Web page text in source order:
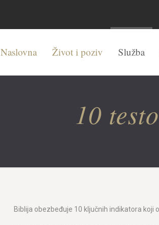
Naslovna Život i poziv Služba
10
Biblija obezbeđuje 10 ključnih indikatora koji